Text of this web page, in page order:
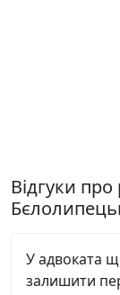
Відгуки
У адвоката
залишити